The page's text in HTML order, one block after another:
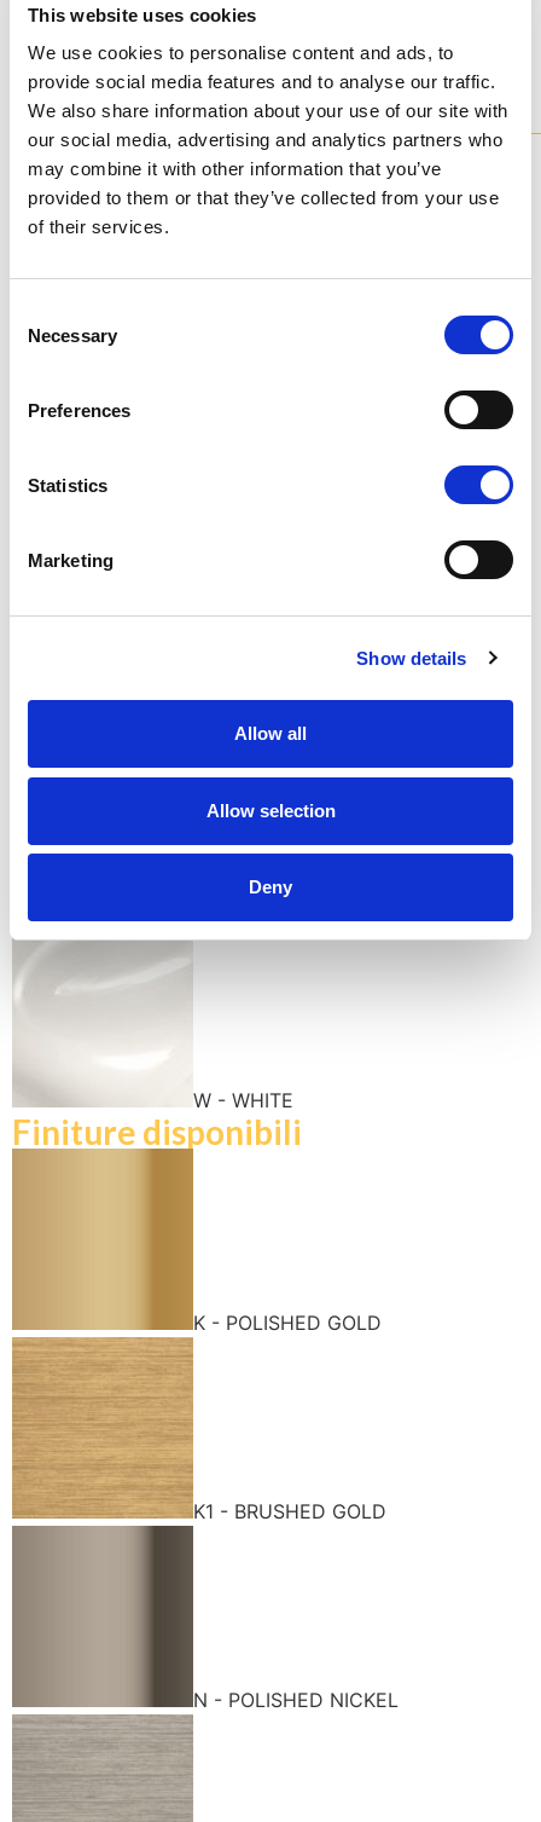
This website uses cookies
We use cookies to personalise content and ads, to
provide social media features and to analyse our traffic.
We also share information about your use of our site with
our social media, advertising and analytics partners who
may combine it with other information that you’ve
provided to them or that they’ve collected from your use
of their services.
Selection
Necessary
Preferences
Statistics
Marketing
Show details
Allow all
Allow selection
Deny
Personalizzabilee su
misura
Colori disponibili
D2 - GRAFITE
W - WHITE
Finiture disponibili
K - POLISHED GOLD
K1 - BRUSHED GOLD
N - POLISHED NICKEL